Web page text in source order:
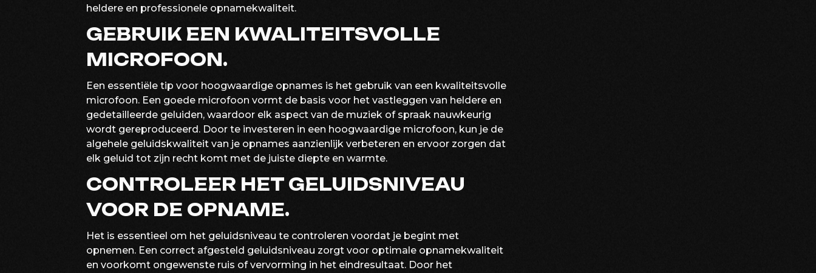
heldere en professionele opnamekwaliteit.
GEBRUIK EEN KWALITEITSVOLLE
MICROFOON.
Een essentiële tip voor hoogwaardige opnames is het gebruik van een kwaliteitsvolle
microfoon. Een goede microfoon vormt de basis voor het vastleggen van heldere en
gedetailleerde geluiden, waardoor elk aspect van de muziek of spraak nauwkeurig
wordt gereproduceerd. Door te investeren in een hoogwaardige microfoon, kun je de
algehele geluidskwaliteit van je opnames aanzienlijk verbeteren en ervoor zorgen dat
elk geluid tot zijn recht komt met de juiste diepte en warmte.
CONTROLEER HET GELUIDSNIVEAU
VOOR DE OPNAME.
Het is essentieel om het geluidsniveau te controleren voordat je begint met
opnemen. Een correct afgesteld geluidsniveau zorgt voor optimale opnamekwaliteit
en voorkomt ongewenste ruis of vervorming in het eindresultaat. Door het